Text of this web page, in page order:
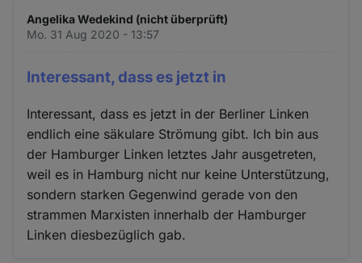
Angelika Wedekind (nicht überprüft)
Mo. 31 Aug 2020 - 13:57
Interessant, dass es jetzt in
Interessant, dass es jetzt in der Berliner Linken
endlich eine säkulare Strömung gibt. Ich bin aus
der Hamburger Linken letztes Jahr ausgetreten,
weil es in Hamburg nicht nur keine Unterstützung,
sondern starken Gegenwind gerade von den
strammen Marxisten innerhalb der Hamburger
Linken diesbezüglich gab.